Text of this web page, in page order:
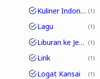
Kuliner Indonesia 1
Lagu 1
Liburan ke Jepang 1
Lirik 1
Logat Kansai 1